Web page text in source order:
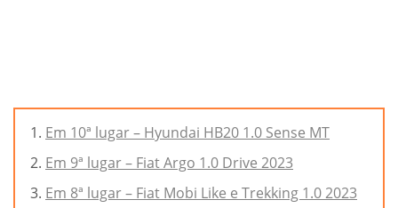
Em 10ª lugar – Hyundai HB20 1.0 Sense MT
Em 9ª lugar – Fiat Argo 1.0 Drive 2023
Em 8ª lugar – Fiat Mobi Like e Trekking 1.0 2023